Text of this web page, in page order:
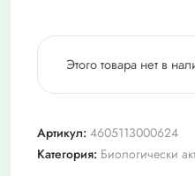
Этого товара нет в
Артикул: 4605113000624
Категория: Биологически